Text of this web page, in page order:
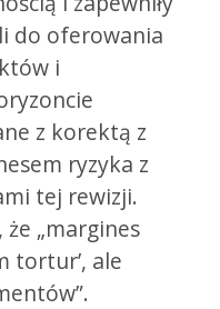
do oferowania
i
z korektą z
ryzyka z
tej rewizji.
„margines
tortur’, ale